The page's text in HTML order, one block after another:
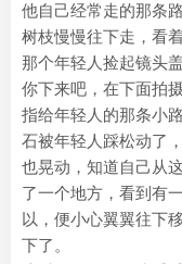
他自己经常走的那条
树枝慢慢往下走，看
那个年轻人捡起镜头
你下来吧，在下面拍
指给年轻人的那条小
石被年轻人踩松动了
也晃动，知道自己从
了一个地方，看到有
以，便小心翼翼往下
下了。